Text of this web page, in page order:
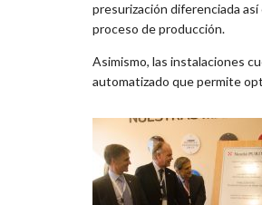
presurización diferenciada
proceso de producción.
Asimismo, las instalaciones
automatizado que permite